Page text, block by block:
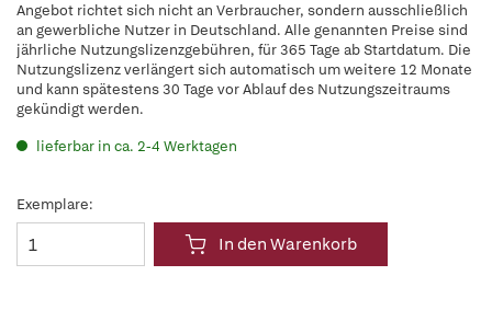
Angebot richtet sich nicht an Verbraucher, sondern ausschließlich
an gewerbliche Nutzer in Deutschland. Alle genannten Preise sind
jährliche Nutzungslizenzgebühren, für 365 Tage ab Startdatum. Die
Nutzungslizenz verlängert sich automatisch um weitere 12 Monate
und kann spätestens 30 Tage vor Ablauf des Nutzungszeitraums
gekündigt werden.
lieferbar in ca. 2-4 Werktagen
Exemplare:
In den Warenkorb